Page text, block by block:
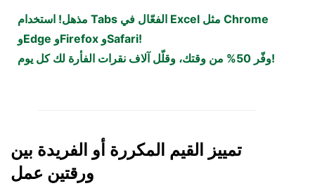
مذهل! استخدام Tabs الفعّال في Excel مثل Chrome
وEdge وFirefox وSafari!
وفّر 50% من وقتك، وقلّل آلاف نقرات الفأرة لك كل يوم!
تمييز القيم المكررة أو الفريدة بين
ورقتين عمل